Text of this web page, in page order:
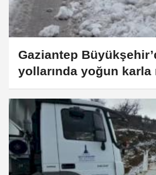
Gaziantep
yollarında yoğun karla